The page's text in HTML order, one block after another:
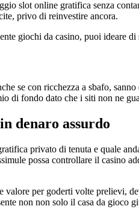
slot online gratifica senza
privo di reinvestire ancora.
giochi da casino, puoi ideare
se con ricchezza a sbafo,
di fondo dato che i siti non ne
denaro assurdo
privato di tenuta e quale
possa controllare il casino
valore per goderti volte prelievi,
non non solo il casa da gioco